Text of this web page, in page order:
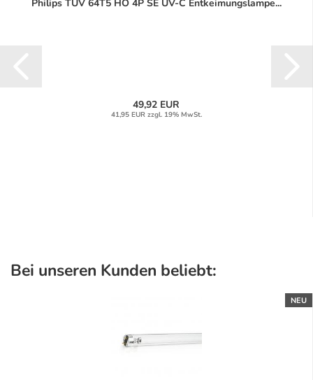
Philips TUV 64T5 HO 4P SE UV-C Entkeimungslampe...
49,92 EUR
41,95 EUR zzgl. 19% MwSt.
Bei unseren Kunden beliebt:
NEU